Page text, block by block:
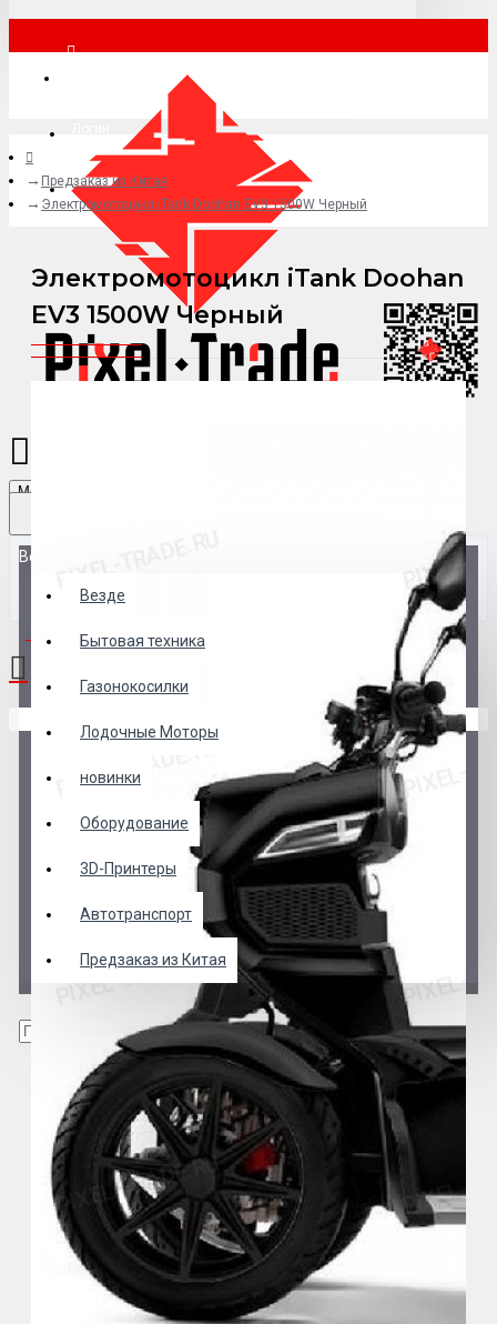
+7 (495) 015-41-41
Menu
Везде
Везде
Бытовая техника
Газонокосилки
Лодочные Моторы
новинки
Оборудование
3D-Принтеры
Автотранспорт
Предзаказ из Китая
0 товар(ов) - 0 р.
Предзаказ из Китая
Электромотоцикл iTank Doohan EV3 1500W Черный
Электромотоцикл iTank Doohan
EV3 1500W Черный